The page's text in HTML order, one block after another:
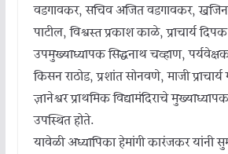
वडगावकर, सचिव अजित वडगावकर,
पाटील, विश्वस्त प्रकाश काळे, प्राचार्य
उपमुख्याध्यापक सिद्धनाथ चव्हाण,
किसन राठोड, प्रशांत सोनवणे, माजी
ज्ञानेश्वर प्राथमिक विद्यामंदिराचे
उपस्थित होते.
यावेळी अध्यापिका हेमांगी कारंजकर यांनी